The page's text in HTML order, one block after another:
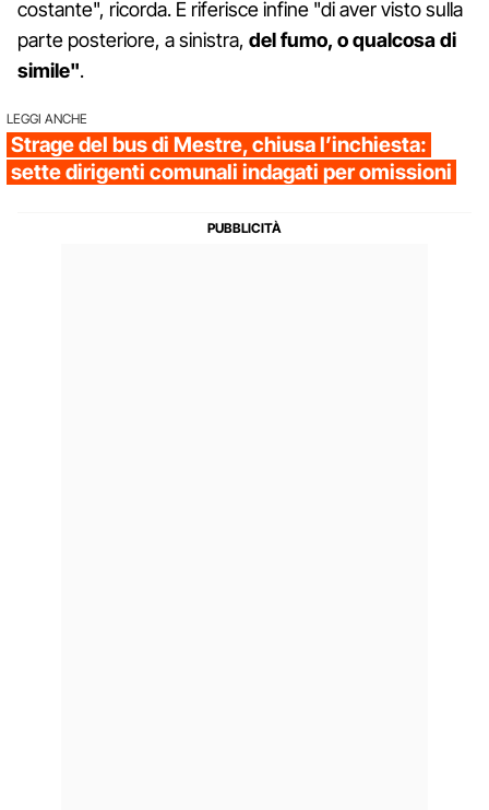
costante", ricorda. E riferisce infine "di aver visto sulla
parte posteriore, a sinistra, del fumo, o qualcosa di
simile".
LEGGI ANCHE
Strage del bus di Mestre, chiusa l’inchiesta:
sette dirigenti comunali indagati per omissioni